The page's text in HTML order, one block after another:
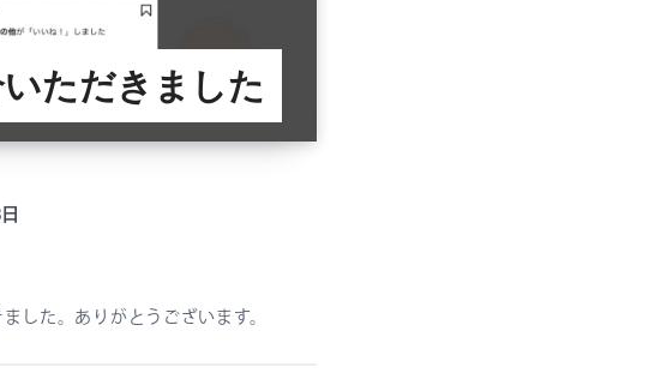
ただきました
した。ありがとうございます。